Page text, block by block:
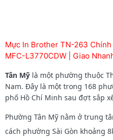
Mực In Brother TN-263
MFC-L3770CDW | Giao
Tân Mỹ là một phường thuộc
Nam. Đây là một trong 168
phố Hồ Chí Minh sau đợt sắp
Phường Tân Mỹ nằm ở trung
cách phường Sài Gòn khoảng